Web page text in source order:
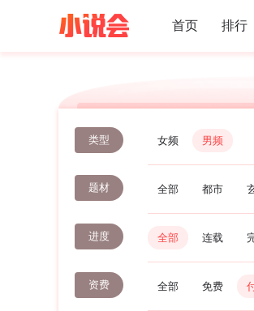
类型 女频 男频
题材 全部 都市
进度 全部 连载
资费 全部 免费
首页 排行